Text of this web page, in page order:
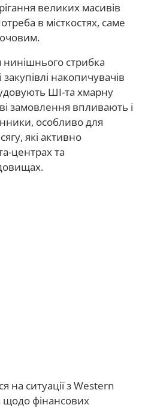
великих масивів
в місткостях, саме
стрибка
накопичувачів
ШІ-та хмарну
замовлення впливають і
особливо для
які активно
центрах та
на ситуації з Western
щодо фінансових